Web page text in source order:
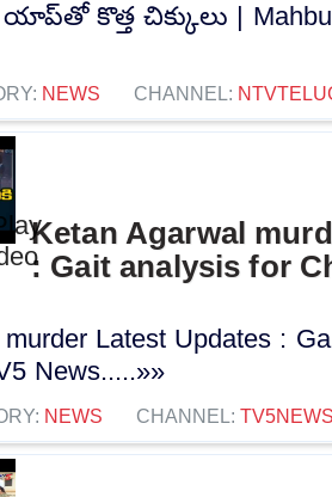
యాప్‌తో కొత్త చిక్కులు |
NEWS CHANNEL:
Ketan Agarwal
: Gait analysis for
Latest Updates :
News.....»»
NEWS CHANNEL: